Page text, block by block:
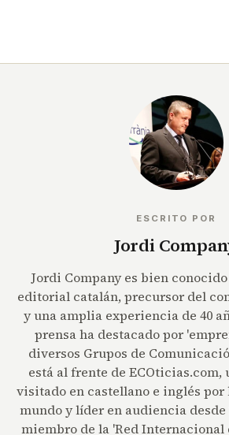
ESCRITO POR
Jordi
Jordi Company es bien
editorial catalán, precursor del
y una amplia experiencia de 40
prensa ha destacado por
diversos Grupos de
está al frente de ECOticias.com,
visitado en castellano e inglés por
mundo y líder en audiencia desde
miembro de la 'Red Internacional